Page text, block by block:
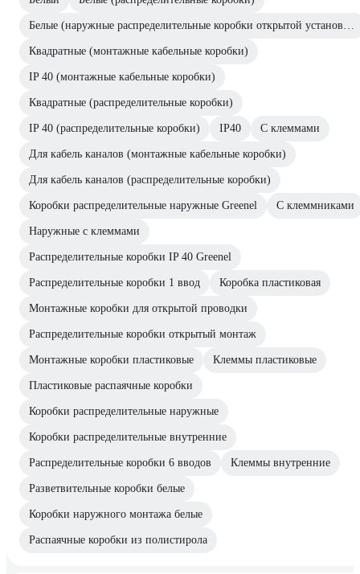
Белые (наружные распределительные коробки открытой установки)
Квадратные (монтажные кабельные коробки)
IP 40 (монтажные кабельные коробки)
Квадратные (распределительные коробки)
IP 40 (распределительные коробки) IP40 С клеммами
Для кабель каналов (монтажные кабельные коробки)
Для кабель каналов (распределительные коробки)
Коробки распределительные наружные Greenel С клеммниками
Наружные с клеммами
Распределительные коробки IP 40 Greenel
Распределительные коробки 1 ввод Коробка пластиковая
Монтажные коробки для открытой проводки
Распределительные коробки открытый монтаж
Монтажные коробки пластиковые Клеммы пластиковые
Пластиковые распаячные коробки
Коробки распределительные наружные
Коробки распределительные внутренние
Распределительные коробки 6 вводов Клеммы внутренние
Разветвительные коробки белые
Коробки наружного монтажа белые
Распаячные коробки из полистирола